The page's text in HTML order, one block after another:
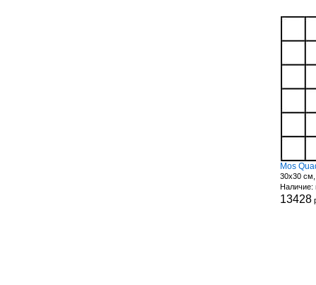
Mos
30x30
Наличие:
13428